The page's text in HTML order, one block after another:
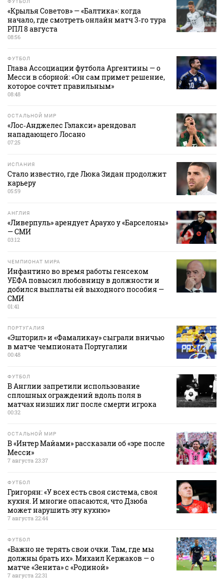
ФУТБОЛ
«Крылья Советов» — «Балтика»: когда
начало, где смотреть онлайн матч 3‑го тура
РПЛ 8 августа
08:56
ФУТБОЛ
Глава Ассоциации футбола Аргентины — о
Месси в сборной: «Он сам примет решение,
которое сочтет правильным»
08:48
ОСТАЛЬНОЙ МИР
«Лос‑Анджелес Гэлакси» арендовал
нападающего Лосано
07:25
ИСПАНИЯ
Стало известно, где Люка Зидан продолжит
карьеру
05:59
АНГЛИЯ
«Ливерпуль» арендует Араухо у «Барселоны»
— СМИ
03:12
ЧЕМПИОНАТ МИРА
Инфантино во время работы генсеком
УЕФА повысил любовницу в должности и
добился выплаты ей выходного пособия —
СМИ
01:41
ПОРТУГАЛИЯ
«Эшторил» и «Фамаликау» сыграли вничью
в матче чемпионата Португалии
00:48
ФУТБОЛ
В Англии запретили использование
сплошных ограждений вдоль поля в
матчах низших лиг после смерти игрока
00:32
ОСТАЛЬНОЙ МИР
В «Интер Майами» рассказали об «эре после
Месси»
7 августа 23:37
ФУТБОЛ
Григорян: «У всех есть своя система, своя
кухня. И многие опасаются, что Дзюба
может нарушить эту кухню»
7 августа 22:44
ФУТБОЛ
«Важно не терять свои очки. Там, где мы
должны брать их». Михаил Кержаков — о
матче «Зенита» с «Родиной»
7 августа 22:31